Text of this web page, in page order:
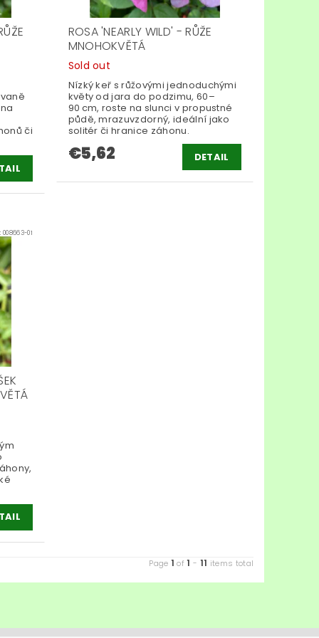
či
ROSA 'NEARLY WILD' - RŮŽE
MNOHOKVĚTÁ
Sold out
Nízký keř s růžovými jednoduchými
květy od jara do podzimu, 60–
90 cm, roste na slunci v propustné
půdě, mrazuvzdorný, ideální jako
solitér či hranice záhonu.
€5,62 DETAIL
008663-01
Page 1 of1 - 11 items total